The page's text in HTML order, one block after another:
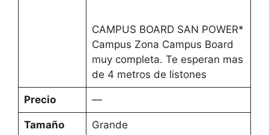
CAMPUS BOARD SAN POWER*
Campus Zona Campus Board
muy completa. Te esperan mas
de 4 metros de listones
Precio —
Tamaño Grande